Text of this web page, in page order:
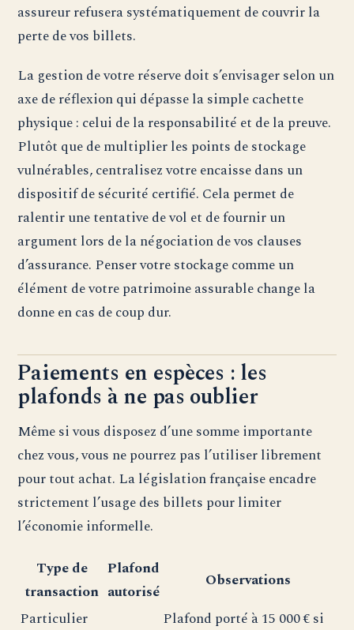
assureur refusera systématiquement de couvrir la
perte de vos billets.
La gestion de votre réserve doit s’envisager selon un
axe de réflexion qui dépasse la simple cachette
physique : celui de la responsabilité et de la preuve.
Plutôt que de multiplier les points de stockage
vulnérables, centralisez votre encaisse dans un
dispositif de sécurité certifié. Cela permet de
ralentir une tentative de vol et de fournir un
argument lors de la négociation de vos clauses
d’assurance. Penser votre stockage comme un
élément de votre patrimoine assurable change la
donne en cas de coup dur.
Paiements en espèces : les
plafonds à ne pas oublier
Même si vous disposez d’une somme importante
chez vous, vous ne pourrez pas l’utiliser librement
pour tout achat. La législation française encadre
strictement l’usage des billets pour limiter
l’économie informelle.
Type de
transaction
Plafond
autorisé
Observations
Particulier
Plafond porté à 15 000 € si